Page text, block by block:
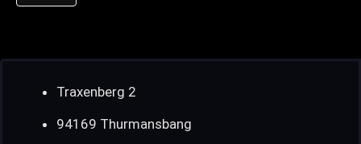
Traxenberg 2
94169 Thurmansbang